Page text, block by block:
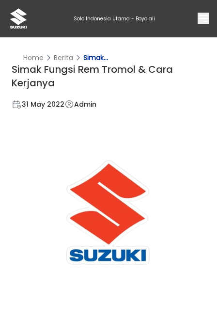
Solo Indonesia Utama - Boyolali
Home Berita Simak...
Simak Fungsi Rem Tromol & Cara
Kerjanya
31 May 2022 Admin